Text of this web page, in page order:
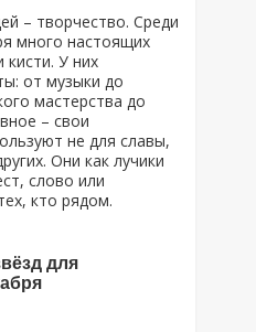
– творчество. Среди
много настоящих
У них
от музыки до
мастерства до
– свои
не для славы,
Они как лучики
слово или
кто рядом.
для